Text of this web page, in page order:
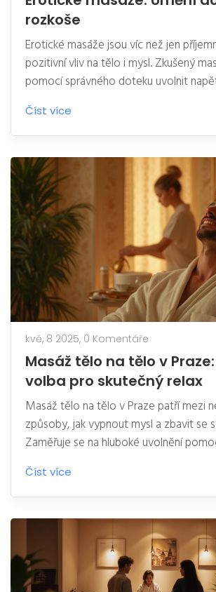
rozkoše
Erotické masáže jsou víc než jen
pozitivní vliv na tělo i mysl. Zkušený
pomocí správného doteku uvolnit
zároveň. Lidé často objevují nové
sexuality a učí se otevřeně komunikovat
přáních. Článek přináší tipy, jak najít
techniky existují a na co si dát pozor
a rady ocení každý, kdo chce tuto
relaxace opravdu poznat.
Číst více
kvě, 8 2025, 0 Komentáře
Masáž tělo na tělo v
volba pro skutečný relax
Masáž tělo na tělo v Praze patří mezi
způsoby, jak vypnout mysl a zbavit se
Zaměřuje se na hluboké uvolnění
celého těla masérky s tělem klienta. V
praktické tipy, zajímavosti i doporučení,
službu opravdu užít. Probereme, proč
funguje, komu je určená a jak poznat
Nakonec přidám několik rad, jak se na
správně připravit.
Číst více